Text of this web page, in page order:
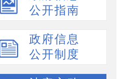
公开指南
政府信息
公开制度